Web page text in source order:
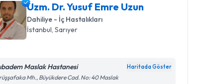
Uzm. Dr. Yusuf Emre Uzun
Dahiliye - İç Hastalıkları
İstanbul, Sarıyer
Maslak Hastanesi Haritada Göster
Mh., Büyükdere Cad. No: 40 Maslak